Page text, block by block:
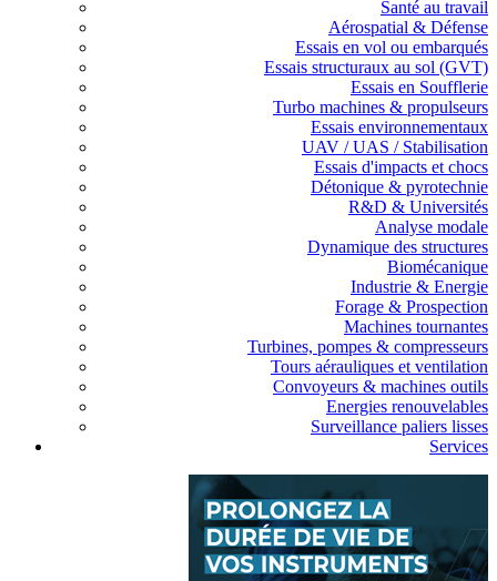
Santé au travail
Aérospatial & Défense
Essais en vol ou embarqués
Essais structuraux au sol (GVT)
Essais en Soufflerie
Turbo machines & propulseurs
Essais environnementaux
UAV / UAS / Stabilisation
Essais d'impacts et chocs
Détonique & pyrotechnie
R&D & Universités
Analyse modale
Dynamique des structures
Biomécanique
Industrie & Energie
Forage & Prospection
Machines tournantes
Turbines, pompes & compresseurs
Tours aérauliques et ventilation
Convoyeurs & machines outils
Energies renouvelables
Surveillance paliers lisses
Services